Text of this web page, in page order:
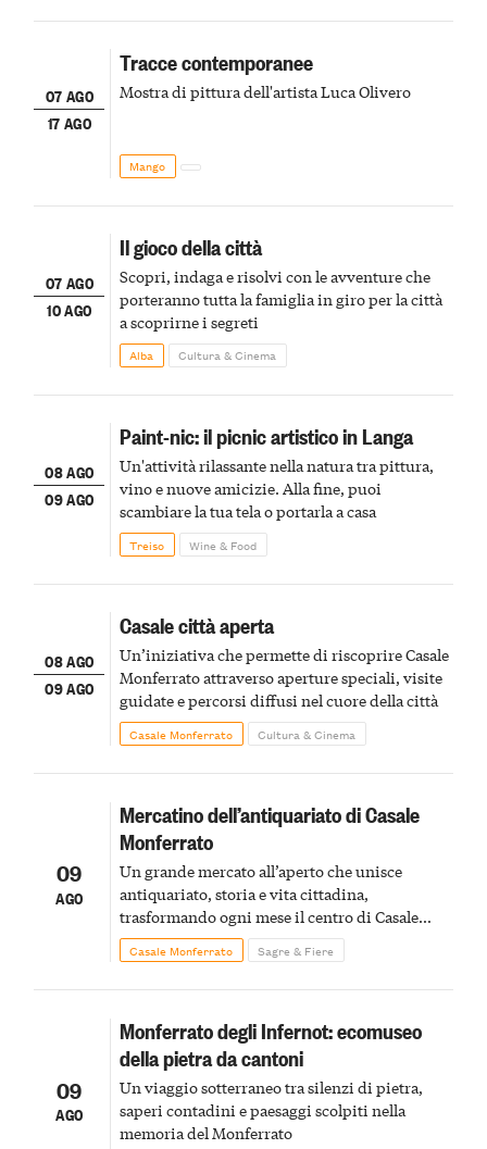
07 AGO
17 AGO
Tracce contemporanee
Mostra di pittura dell'artista Luca Olivero
Mango
07 AGO
10 AGO
Il gioco della città
Scopri, indaga e risolvi con le avventure che
porteranno tutta la famiglia in giro per la città
a scoprirne i segreti
Alba Cultura & Cinema
08 AGO
09 AGO
Paint-nic: il picnic artistico in Langa
Un'attività rilassante nella natura tra pittura,
vino e nuove amicizie. Alla fine, puoi
scambiare la tua tela o portarla a casa
Treiso Wine & Food
08 AGO
09 AGO
Casale città aperta
Un’iniziativa che permette di riscoprire Casale
Monferrato attraverso aperture speciali, visite
guidate e percorsi diffusi nel cuore della città
Casale Monferrato Cultura & Cinema
09
AGO
Mercatino dell’antiquariato di Casale
Monferrato
Un grande mercato all’aperto che unisce
antiquariato, storia e vita cittadina,
trasformando ogni mese il centro di Casale
Monferrato in un luogo di scoperta e racconto
Casale Monferrato Sagre & Fiere
09
AGO
Monferrato degli Infernot: ecomuseo
della pietra da cantoni
Un viaggio sotterraneo tra silenzi di pietra,
saperi contadini e paesaggi scolpiti nella
memoria del Monferrato